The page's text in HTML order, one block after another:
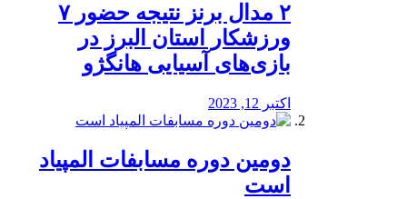
۲ مدال برنز نتیجه حضور ۷
ورزشکار استان البرز در
بازی‌های آسیایی هانگژو
اکتبر 12, 2023
دومین دوره مسابفات المپیاد
است